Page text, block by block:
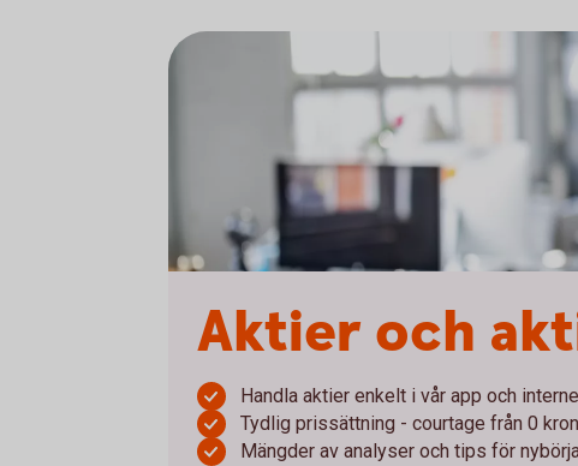
Aktier och
Handla aktier enkelt i vår app och
Tydlig prissättning - courtage från 0
Mängder av analyser och tips för